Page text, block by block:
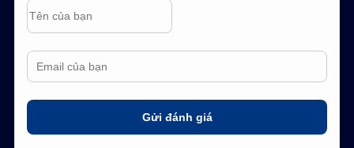
Gửi đánh giá